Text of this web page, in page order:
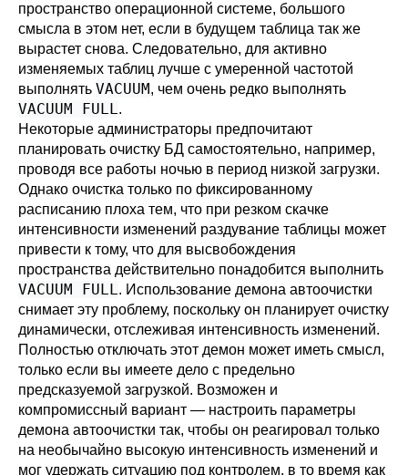
пространство операционной системе, большого
смысла в этом нет, если в будущем таблица так же
вырастет снова. Следовательно, для активно
изменяемых таблиц лучше с умеренной частотой
выполнять VACUUM, чем очень редко выполнять
VACUUM FULL.
Некоторые администраторы предпочитают
планировать очистку БД самостоятельно, например,
проводя все работы ночью в период низкой загрузки.
Однако очистка только по фиксированному
расписанию плоха тем, что при резком скачке
интенсивности изменений раздувание таблицы может
привести к тому, что для высвобождения
пространства действительно понадобится выполнить
VACUUM FULL. Использование демона автоочистки
снимает эту проблему, поскольку он планирует очистку
динамически, отслеживая интенсивность изменений.
Полностью отключать этот демон может иметь смысл,
только если вы имеете дело с предельно
предсказуемой загрузкой. Возможен и
компромиссный вариант — настроить параметры
демона автоочистки так, чтобы он реагировал только
на необычайно высокую интенсивность изменений и
мог удержать ситуацию под контролем, в то время как